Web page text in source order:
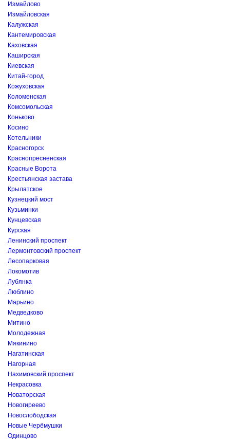
Измайлово
Измайловская
Калужская
Кантемировская
Каховская
Каширская
Киевская
Китай-город
Кожуховская
Коломенская
Комсомольская
Коньково
Косино
Котельники
Красногорск
Краснопресненская
Красные Ворота
Крестьянская застава
Крылатское
Кузнецкий мост
Кузьминки
Кунцевская
Курская
Ленинский проспект
Лермонтовский проспект
Лесопарковая
Локомотив
Лубянка
Люблино
Марьино
Медведково
Митино
Молодежная
Мякинино
Нагатинская
Нагорная
Нахимовский проспект
Некрасовка
Новаторская
Новогиреево
Новослободская
Новые Черёмушки
Одинцово